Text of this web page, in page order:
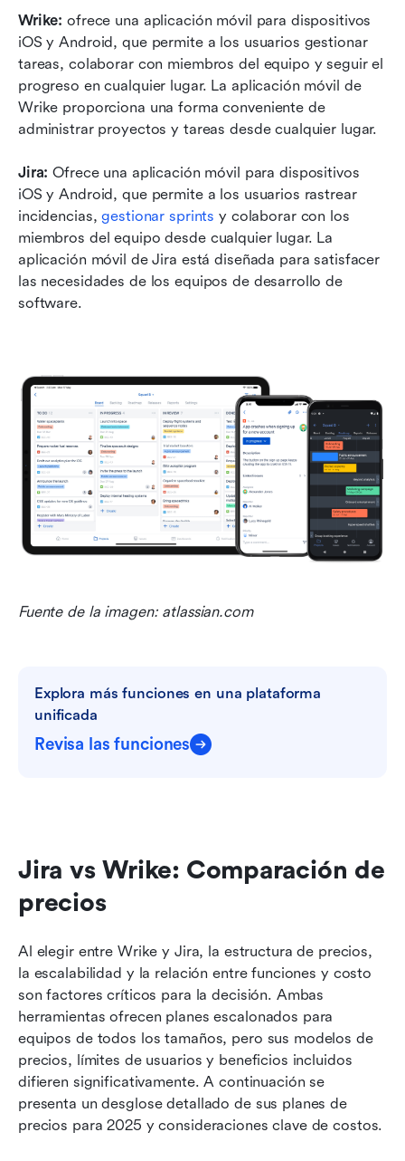
Wrike: ofrece una aplicación móvil para dispositivos
iOS y Android, que permite a los usuarios gestionar
tareas, colaborar con miembros del equipo y seguir el
progreso en cualquier lugar. La aplicación móvil de
Wrike proporciona una forma conveniente de
administrar proyectos y tareas desde cualquier lugar.
Jira: Ofrece una aplicación móvil para dispositivos
iOS y Android, que permite a los usuarios rastrear
incidencias, gestionar sprints y colaborar con los
miembros del equipo desde cualquier lugar. La
aplicación móvil de Jira está diseñada para satisfacer
las necesidades de los equipos de desarrollo de
software.
Fuente de la imagen: atlassian.com
Explora más funciones en una plataforma
unificada
Revisa las funciones
Jira vs Wrike: Comparación de
precios
Al elegir entre Wrike y Jira, la estructura de precios,
la escalabilidad y la relación entre funciones y costo
son factores críticos para la decisión. Ambas
herramientas ofrecen planes escalonados para
equipos de todos los tamaños, pero sus modelos de
precios, límites de usuarios y beneficios incluidos
difieren significativamente. A continuación se
presenta un desglose detallado de sus planes de
precios para 2025 y consideraciones clave de costos.